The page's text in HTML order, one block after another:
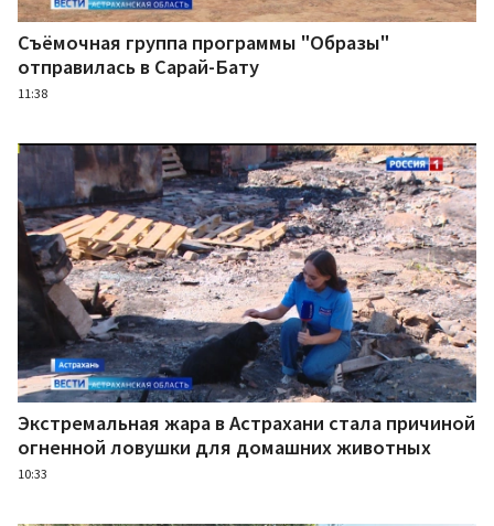
Съёмочная группа программы "Образы"
отправилась в Сарай-Бату
11:38
Экстремальная жара в Астрахани стала причиной
огненной ловушки для домашних животных
10:33